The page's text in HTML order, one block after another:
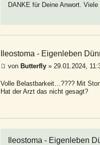
DANKE für Deine Anwort.
Ileostoma - Eigenleben
von Butterfly » 29.01.2024,
Volle Belastbarkeit…???? Mit
Hat der Arzt das nicht gesagt?
Ileostoma - Eigenleben